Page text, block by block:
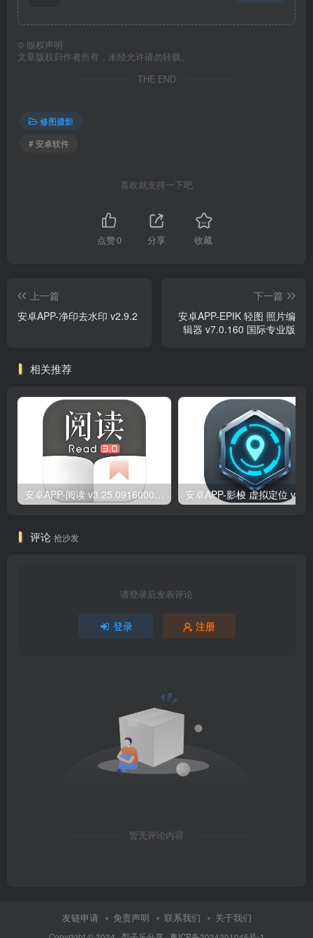
© 版权声明
文章版权归作者所有，未经允许请勿转载。
THE END
修图摄影
# 安卓软件
喜欢就支持一下吧
点赞0 分享 收藏
上一篇
安卓APP-净印去水印 v2.9.2
下一篇
安卓APP-EPIK 轻图 照片编
辑器 v7.0.160 国际专业版
相关推荐
安卓APP-阅读 v3.25.09160000 原版/去除书源限制/内置书源版
评论 抢沙发
请登录后发表评论
登录 注册
暂无评论内容
友链申请 免责声明 联系我们 关于我们